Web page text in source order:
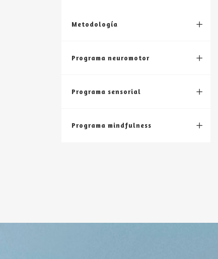
Metodología
Programa neuromotor
Programa sensorial
Programa mindfulness